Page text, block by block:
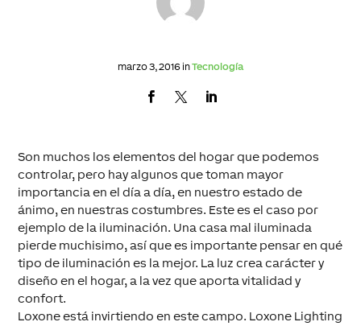
marzo 3, 2016 inTecnología
Son muchos los elementos del hogar que podemos
controlar, pero hay algunos que toman mayor
importancia en el día a día, en nuestro estado de
ánimo, en nuestras costumbres. Este es el caso por
ejemplo de la iluminación. Una casa mal iluminada
pierde muchisimo, así que es importante pensar en qué
tipo de iluminación es la mejor. La luz crea carácter y
diseño en el hogar, a la vez que aporta vitalidad y
confort.
Loxone está invirtiendo en este campo. Loxone Lighting